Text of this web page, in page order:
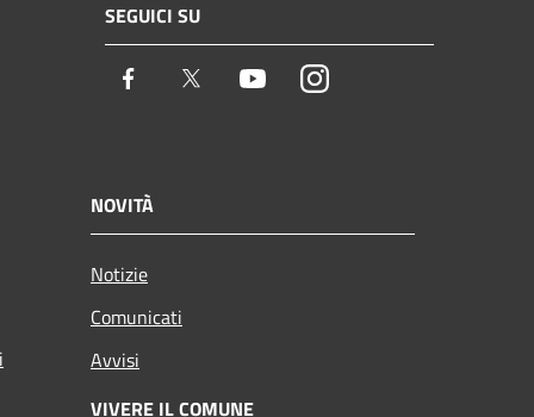
SEGUICI SU
Facebook Twitter YoutubeInstagram
NOVITÀ
Notizie
Comunicati
Avvisi
VIVERE IL COMUNE